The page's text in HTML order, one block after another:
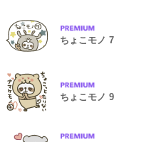
ちょこモノ 7
ちょこモノ 9